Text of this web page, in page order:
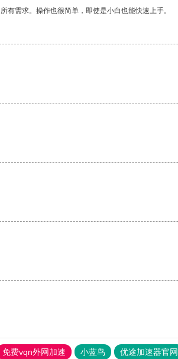
需求。操作也很简单，即使是小白也能快速上手。
免费vqn外网加速 小蓝鸟 优途加速器官网